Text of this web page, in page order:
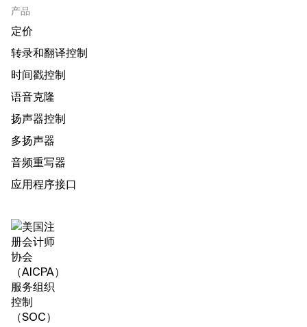
产品
定价
转录和翻译控制
时间戳控制
语音克隆
扬声器控制
多扬声器
音频重写器
应用程序接口